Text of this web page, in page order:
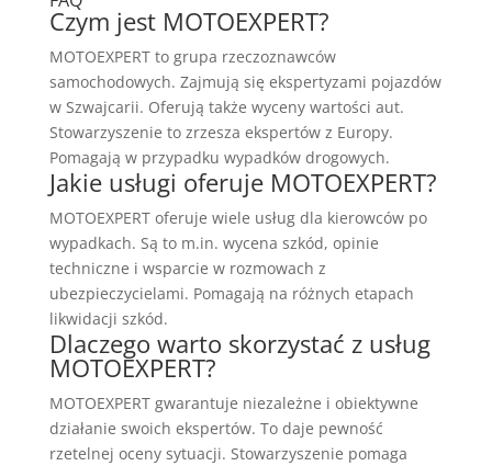
Czym jest MOTOEXPERT?
MOTOEXPERT to grupa rzeczoznawców
samochodowych. Zajmują się ekspertyzami pojazdów
w Szwajcarii. Oferują także wyceny wartości aut.
Stowarzyszenie to zrzesza ekspertów z Europy.
Pomagają w przypadku wypadków drogowych.
Jakie usługi oferuje MOTOEXPERT?
MOTOEXPERT oferuje wiele usług dla kierowców po
wypadkach. Są to m.in. wycena szkód, opinie
techniczne i wsparcie w rozmowach z
ubezpieczycielami. Pomagają na różnych etapach
likwidacji szkód.
Dlaczego warto skorzystać z usług
MOTOEXPERT?
MOTOEXPERT gwarantuje niezależne i obiektywne
działanie swoich ekspertów. To daje pewność
rzetelnej oceny sytuacji. Stowarzyszenie pomaga